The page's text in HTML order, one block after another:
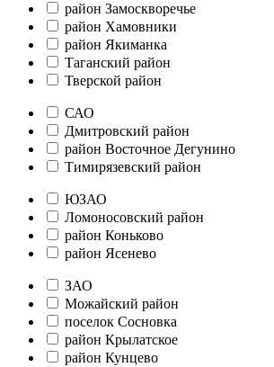
район Замоскворечье
район Хамовники
район Якиманка
Таганский район
Тверской район
САО
Дмитровский район
район Восточное Дегунино
Тимирязевский район
ЮЗАО
Ломоносовский район
район Коньково
район Ясенево
ЗАО
Можайский район
поселок Сосновка
район Крылатское
район Кунцево